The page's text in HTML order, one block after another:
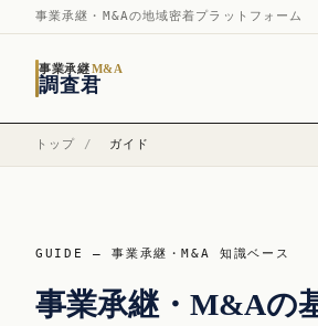
事業承継・M&Aの地域密着プラットフォーム
事業承継M&A
調査君
トップ / ガイド
GUIDE — 事業承継・M&A 知識ベース
事業承継・M&Aの